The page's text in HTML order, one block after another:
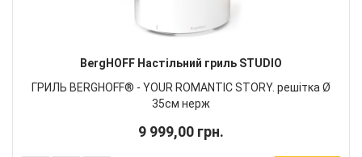
BergHOFF Настільний гриль STUDIO
ГРИЛЬ BERGHOFF® - YOUR ROMANTIC STORY. решітка Ø
35см нерж
9 999,00 грн.